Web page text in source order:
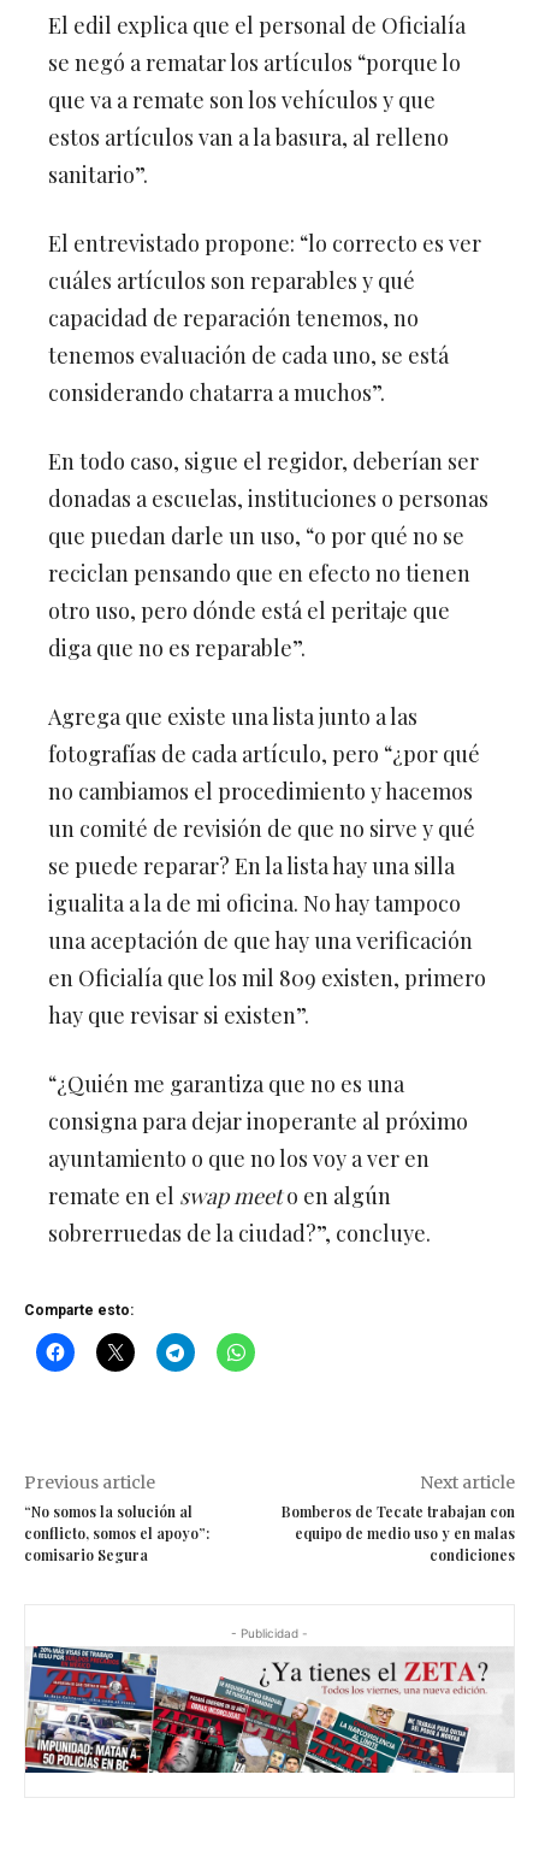
El edil explica que el personal de Oficialía
se negó a rematar los artículos “porque lo
que va a remate son los vehículos y que
estos artículos van a la basura, al relleno
sanitario”.
El entrevistado propone: “lo correcto es ver
cuáles artículos son reparables y qué
capacidad de reparación tenemos, no
tenemos evaluación de cada uno, se está
considerando chatarra a muchos”.
En todo caso, sigue el regidor, deberían ser
donadas a escuelas, instituciones o personas
que puedan darle un uso, “o por qué no se
reciclan pensando que en efecto no tienen
otro uso, pero dónde está el peritaje que
diga que no es reparable”.
Agrega que existe una lista junto a las
fotografías de cada artículo, pero “¿por qué
no cambiamos el procedimiento y hacemos
un comité de revisión de que no sirve y qué
se puede reparar? En la lista hay una silla
igualita a la de mi oficina. No hay tampoco
una aceptación de que hay una verificación
en Oficialía que los mil 809 existen, primero
hay que revisar si existen”.
“¿Quién me garantiza que no es una
consigna para dejar inoperante al próximo
ayuntamiento o que no los voy a ver en
remate en el swap meeto en algún
sobrerruedas de la ciudad?”, concluye.
Comparte esto:
Previous article
“No somos la solución al
conflicto, somos el apoyo”:
comisario Segura
Next article
Bomberos de Tecate trabajan con
equipo de medio uso y en malas
condiciones
- Publicidad -